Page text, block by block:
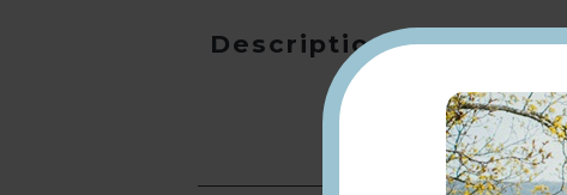
Description